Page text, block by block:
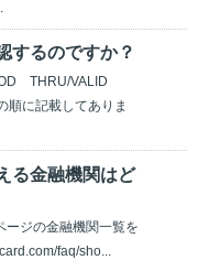
するのですか？
THRU/VALID
順に記載してありま
る金融機関はど
ージの金融機関一覧を
faq/sho...